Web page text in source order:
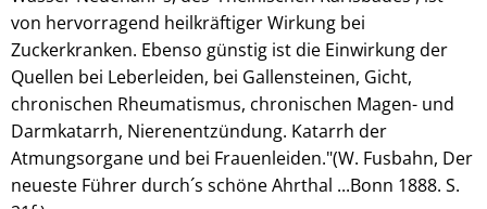
von hervorragend heilkräftiger Wirkung bei
Zuckerkranken. Ebenso günstig ist die Einwirkung der
Quellen bei Leberleiden, bei Gallensteinen, Gicht,
chronischen Rheumatismus, chronischen Magen- und
Darmkatarrh, Nierenentzündung. Katarrh der
Atmungsorgane und bei Frauenleiden."(W. Fusbahn, Der
neueste Führer durch´s schöne Ahrthal ...Bonn 1888. S.